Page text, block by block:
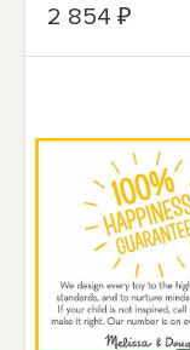
2 854 ₽